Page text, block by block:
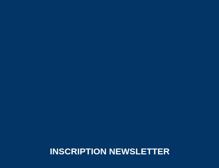
INSCRIPTION NEWSLETTER